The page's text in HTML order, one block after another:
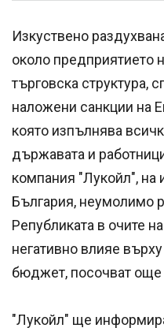
Изкуствено
около предприятието
търговска структура,
наложени санкции на
която изпълнява
държавата и
компания "Лукойл", на
България, неумолимо
Републиката в очите
негативно влияе
бюджет, посочват
"Лукойл" ще